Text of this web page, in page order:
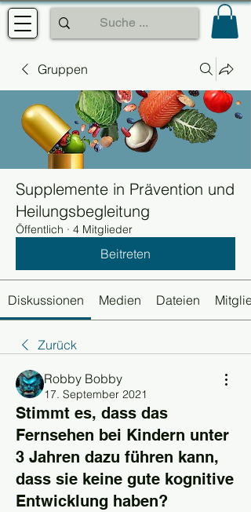
Gruppen
Supplemente in Prävention und
Heilungsbegleitung
Öffentlich · 4 Mitglieder
Beitreten
Diskussionen Medien Dateien
Zurück
Robby Bobby
17. September 2021
Stimmt es, dass das
Fernsehen bei Kindern unter
3 Jahren dazu führen kann,
dass sie keine gute kognitive
Entwicklung haben?